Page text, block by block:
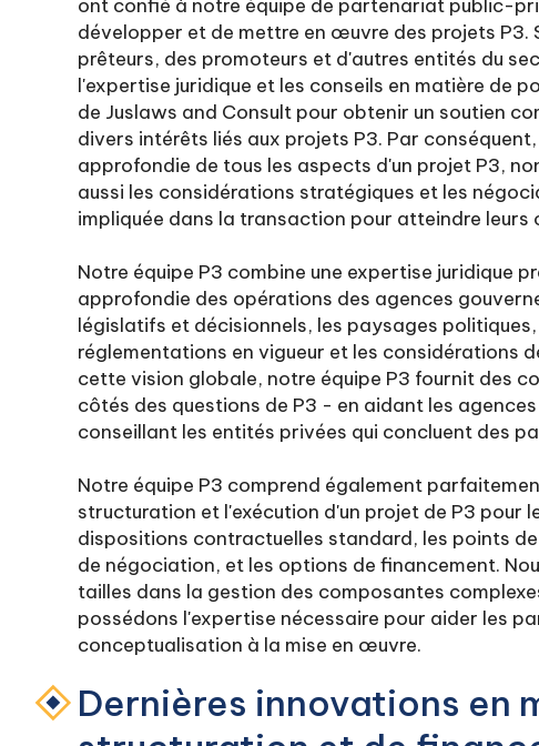
ont confié à notre équipe de partenariat public-
développer et de mettre en œuvre des projets P3.
prêteurs, des promoteurs et d'autres entités du
l'expertise juridique et les conseils en matière de
de Juslaws and Consult pour obtenir un soutien
divers intérêts liés aux projets P3. Par
approfondie de tous les aspects d'un projet P3,
aussi les considérations stratégiques et les
impliquée dans la transaction pour atteindre leurs
Notre équipe P3 combine une expertise juridique
approfondie des opérations des agences
législatifs et décisionnels, les paysages
réglementations en vigueur et les considérations
cette vision globale, notre équipe P3 fournit des
côtés des questions de P3 - en aidant les
conseillant les entités privées qui concluent des
Notre équipe P3 comprend également
structuration et l'exécution d'un projet de P3 pour
dispositions contractuelles standard, les points
de négociation, et les options de financement.
tailles dans la gestion des composantes
possédons l'expertise nécessaire pour aider les
conceptualisation à la mise en œuvre.
Dernières innovations en